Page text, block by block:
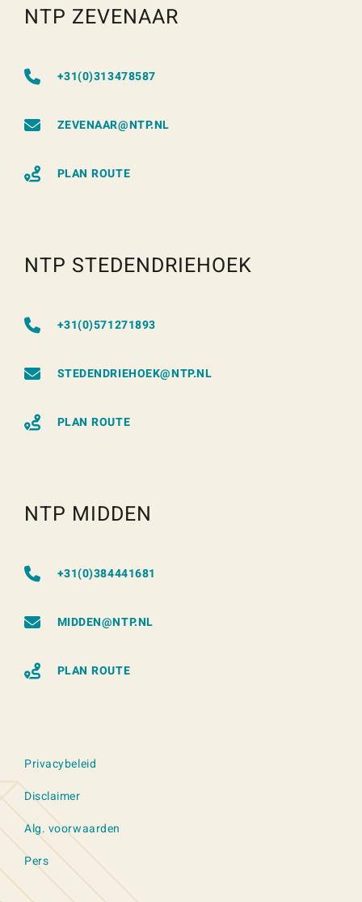
NTP ZEVENAAR
+31(0)313478587
ZEVENAAR@NTP.NL
PLAN ROUTE
NTP STEDENDRIEHOEK
+31(0)571271893
STEDENDRIEHOEK@NTP.NL
PLAN ROUTE
NTP MIDDEN
+31(0)384441681
MIDDEN@NTP.NL
PLAN ROUTE
Privacybeleid
Disclaimer
Alg. voorwaarden
Pers